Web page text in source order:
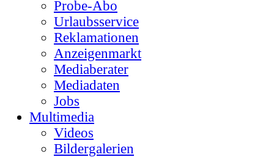
Probe-Abo
Urlaubsservice
Reklamationen
Anzeigenmarkt
Mediaberater
Mediadaten
Jobs
Multimedia
Videos
Bildergalerien